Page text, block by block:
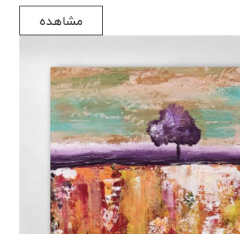
مشاهده